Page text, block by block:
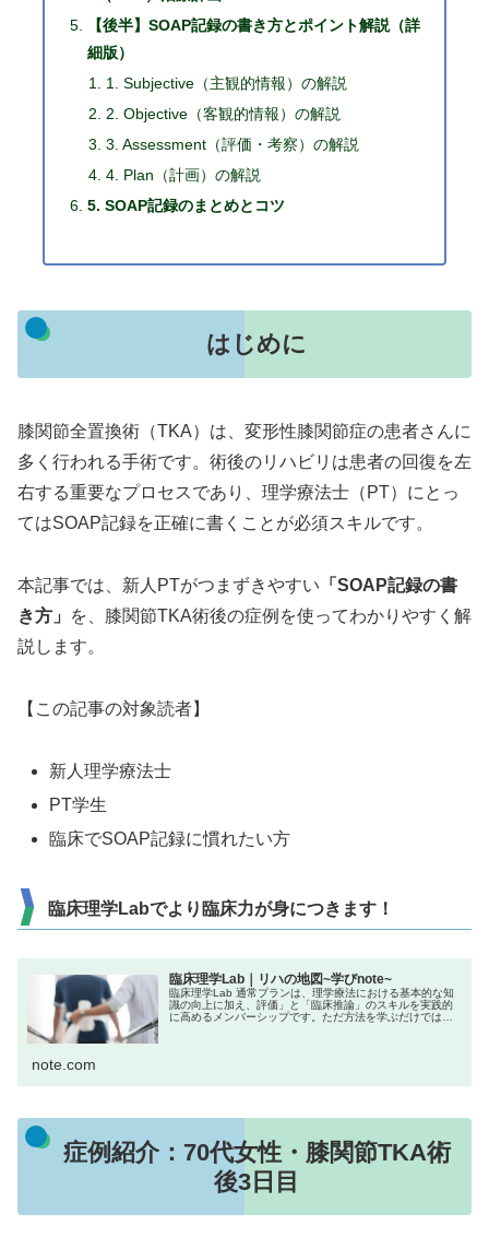
【後半】SOAP記録の書き方とポイント解説（詳
細版）
1. Subjective（主観的情報）の解説
2. Objective（客観的情報）の解説
3. Assessment（評価・考察）の解説
4. Plan（計画）の解説
5. SOAP記録のまとめとコツ
はじめに
膝関節全置換術（TKA）は、変形性膝関節症の患者さんに
多く行われる手術です。術後のリハビリは患者の回復を左
右する重要なプロセスであり、理学療法士（PT）にとっ
てはSOAP記録を正確に書くことが必須スキルです。
本記事では、新人PTがつまずきやすい 「SOAP記録の書
き方」
を、膝関節TKA術後の症例を使ってわかりやすく解
説します。
【この記事の対象読者】
新人理学療法士
PT学生
臨床でSOAP記録に慣れたい方
臨床理学Labでより臨床力が身につきます！
臨床理学Lab｜リハの地図~学びnote~
臨床理学Lab 通常プランは、理学療法における基本的な知
識の向上に加え、評価」と「臨床推論」のスキルを実践的
に高めるメンバーシップです。ただ方法を学ぶだけではな
note.com
症例紹介：70代女性・膝関節TKA術
後3日目